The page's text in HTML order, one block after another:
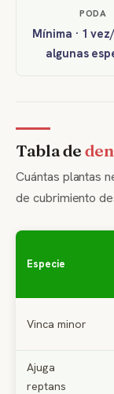
PODA
Mínima · 1
algunas
Tabla de
Cuántas plantas
de cubrimiento
Especie
Vinca minor
Ajuga
reptans